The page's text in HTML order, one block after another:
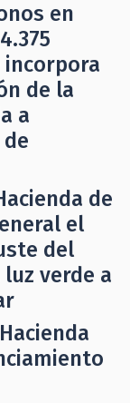
en
de la
a
de
el
del
luz verde a